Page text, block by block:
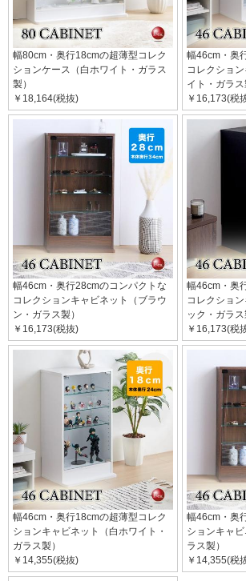
幅80cm・奥行18cmの超薄型コレク
ションケース（白ホワイト・ガラス
製）
￥18,164(税抜)
幅46cm・奥
コレクショ
イト・ガラス
￥16,173(税
幅46cm・奥行28cmのコンパクトな
コレクションキャビネット（ブラウ
ン・ガラス製）
￥16,173(税抜)
幅46cm・奥
コレクショ
ック・ガラス
￥16,173(税
幅46cm・奥行18cmの超薄型コレク
ションキャビネット（白ホワイト・
ガラス製）
￥14,355(税抜)
幅46cm・奥
ションキャ
ラス製）
￥14,355(税